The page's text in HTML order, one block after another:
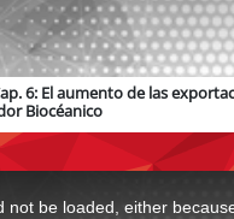
6: El aumento de las
Biocéanico
not be loaded, either